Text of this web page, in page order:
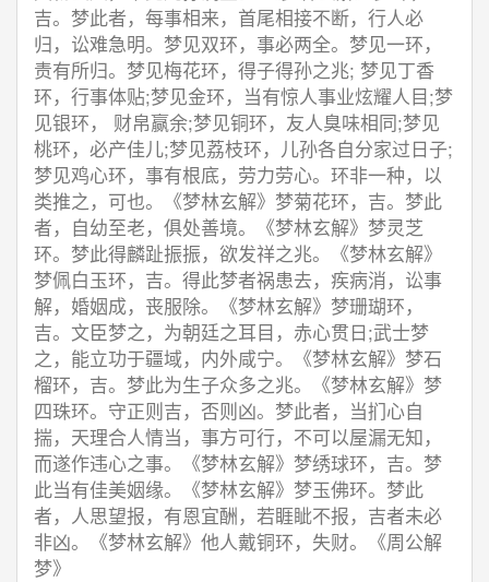
吉。梦此者，每事相来，首尾相接不断，行人必
归，讼难急明。梦见双环，事必两全。梦见一环，
责有所归。梦见梅花环，得子得孙之兆; 梦见丁香
环，行事体贴;梦见金环，当有惊人事业炫耀人目;梦
见银环， 财帛赢余;梦见铜环，友人臭味相同;梦见
桃环，必产佳儿;梦见荔枝环，儿孙各自分家过日子;
梦见鸡心环，事有根底，劳力劳心。环非一种，以
类推之，可也。《梦林玄解》梦菊花环，吉。梦此
者，自幼至老，俱处善境。《梦林玄解》梦灵芝
环。梦此得麟趾振振，欲发祥之兆。《梦林玄解》
梦佩白玉环，吉。得此梦者祸患去，疾病消，讼事
解，婚姻成，丧服除。《梦林玄解》梦珊瑚环，
吉。文臣梦之，为朝廷之耳目，赤心贯日;武士梦
之，能立功于疆域，内外咸宁。《梦林玄解》梦石
榴环，吉。梦此为生子众多之兆。《梦林玄解》梦
四珠环。守正则吉，否则凶。梦此者，当扪心自
揣，天理合人情当，事方可行，不可以屋漏无知，
而遂作违心之事。《梦林玄解》梦绣球环，吉。梦
此当有佳美姻缘。《梦林玄解》梦玉佛环。梦此
者，人思望报，有恩宜酬，若睚眦不报，吉者未必
非凶。《梦林玄解》他人戴铜环，失财。《周公解
梦》